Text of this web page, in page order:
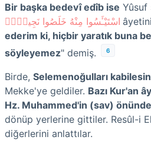
Bir başka bedevî edîb ise Yûsuf
اسْتَيْـَٔسُوا مِنْهُ خَلَصُوا نَجِياًّۜ
ederim ki, hiçbir yaratık buna
söyleyemez" demiş. 6
Birde, Selemenoğulları
Mekke'ye geldiler. Bazı Kur'an
Hz. Muhammed'in (sav)
dönüp yerlerine gittiler. Resûl-i
diğerlerini anlattılar.